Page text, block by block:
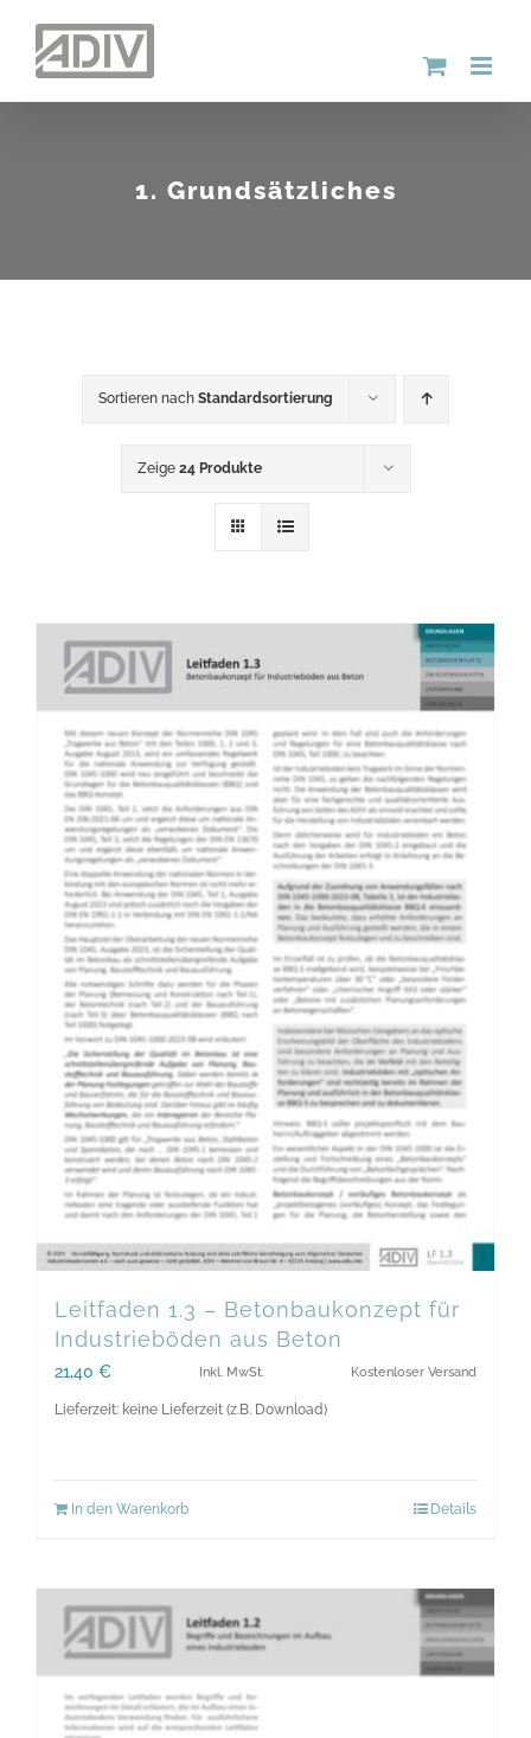
Inhalt
1. Grundsätzliches
Sortieren nach Standardsortierung
Zeige 24 Produkte
Leitfaden 1.3 – Betonbaukonzept für
Industrieböden aus Beton
21,40 € Inkl. MwSt. Kostenloser Versand
Lieferzeit: keine Lieferzeit (z.B. Download)
In den Warenkorb Details